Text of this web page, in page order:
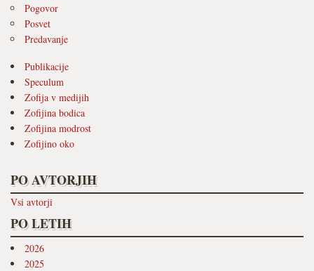
Pogovor
Posvet
Predavanje
Publikacije
Speculum
Zofija v medijih
Zofijina bodica
Zofijina modrost
Zofijino oko
PO AVTORJIH
Vsi avtorji
PO LETIH
2026
2025